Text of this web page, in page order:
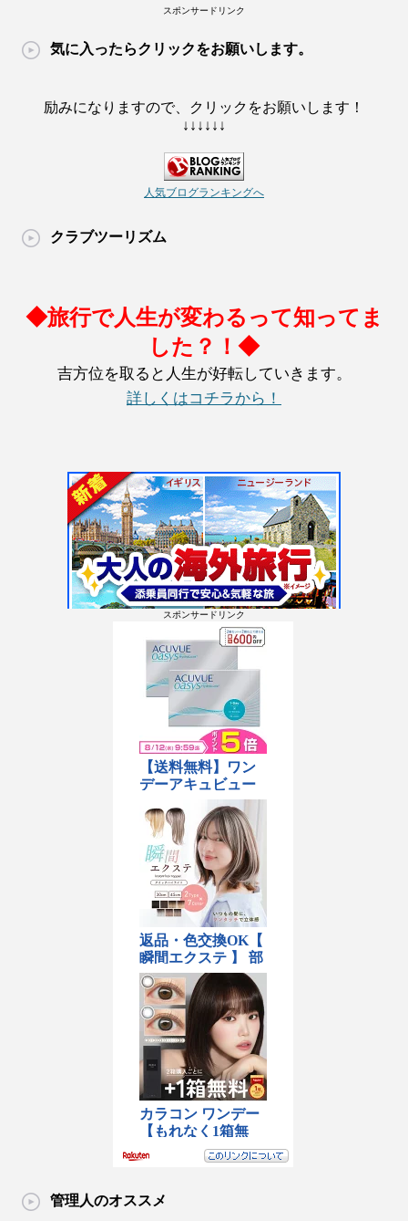
スポンサードリンク
気に入ったらクリックをお願いします。
励みになりますので、クリックをお願いします！
↓↓↓↓↓↓
人気ブログランキングへ
クラブツーリズム
◆旅行で人生が変わるって知ってま
した？！◆
吉方位を取ると人生が好転していきます。
詳しくはコチラから！
スポンサードリンク
管理人のオススメ